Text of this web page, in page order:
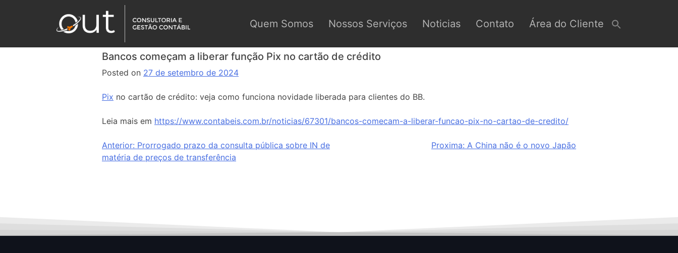
Quem Somos Nossos Serviços Noticias Contato Área do Cliente
Bancos começam a liberar função Pix no cartão de crédito
Posted on 27 de setembro de 2024
Pix no cartão de crédito: veja como funciona novidade liberada para clientes do BB.
Leia mais em https://www.contabeis.com.br/noticias/67301/bancos-comecam-a-liberar-funcao-pix-no-cartao-de-credito/
Anterior: Prorrogado prazo da consulta pública sobre IN de
matéria de preços de transferência
Proxima: A China não é o novo Japão